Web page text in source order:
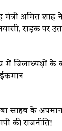
मंत्री अमित शाह
सड़क पर
में जिलाध्यक्षों
साहब के
की राजनीति!